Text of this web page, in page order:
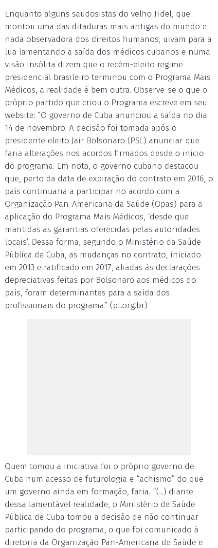
Enquanto alguns saudosistas do velho Fidel, que
montou uma das ditaduras mais antigas do mundo e
nada observadora dos direitos humanos, uivam para a
lua lamentando a saída dos médicos cubanos e numa
visão insólita dizem que o recém-eleito regime
presidencial brasileiro terminou com o Programa Mais
Médicos, a realidade é bem outra. Observe-se o que o
próprio partido que criou o Programa escreve em seu
website: “O governo de Cuba anunciou a saída no dia
14 de novembro. A decisão foi tomada após o
presidente eleito Jair Bolsonaro (PSL) anunciar que
faria alterações nos acordos firmados desde o início
do programa. Em nota, o governo cubano destacou
que, perto da data de expiração do contrato em 2016, o
país continuaria a participar no acordo com a
Organização Pan-Americana da Saúde (Opas) para a
aplicação do Programa Mais Médicos, ‘desde que
mantidas as garantias oferecidas pelas autoridades
locais’. Dessa forma, segundo o Ministério da Saúde
Pública de Cuba, as mudanças no contrato, iniciado
em 2013 e ratificado em 2017, aliadas às declarações
depreciativas feitas por Bolsonaro aos médicos do
país, foram determinantes para a saída dos
profissionais do programa.” (pt.org.br)
Quem tomou a iniciativa foi o próprio governo de
Cuba num acesso de futurologia e “achismo” do que
um governo ainda em formação, faria. “(...) diante
dessa lamentável realidade, o Ministério de Saúde
Pública de Cuba tomou a decisão de não continuar
participando do programa, o que foi comunicado à
diretoria da Organização Pan-Americana de Saúde e